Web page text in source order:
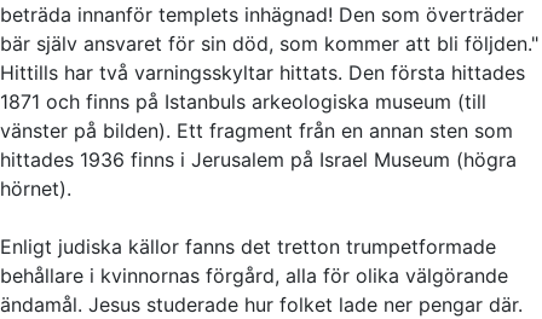
beträda innanför templets inhägnad! Den som överträder
bär själv ansvaret för sin död, som kommer att bli följden."
Hittills har två varningsskyltar hittats. Den första hittades
1871 och finns på Istanbuls arkeologiska museum (till
vänster på bilden). Ett fragment från en annan sten som
hittades 1936 finns i Jerusalem på Israel Museum (högra
hörnet).
Enligt judiska källor fanns det tretton trumpetformade
behållare i kvinnornas förgård, alla för olika välgörande
ändamål. Jesus studerade hur folket lade ner pengar där.